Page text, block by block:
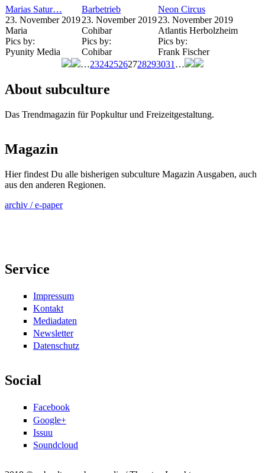
Marias Satur…
23. November 2019
Maria
Pics by:
Pyunity Media
Barbetrieb
23. November 2019
Cohibar
Pics by:
Cohibar
Neon Circus
23. November 2019
Atlantis Herbolzheim
Pics by:
Frank Fischer
…232425262728293031 …
About subculture
Das Trendmagazin für Popkultur und Freizeitgestaltung.
Magazin
Hier findest Du alle bisherigen subculture Magazin Ausgaben, auch
aus den anderen Regionen.
archiv / e-paper
Service
Impressum
Kontakt
Mediadaten
Newsletter
Datenschutz
Social
Facebook
Google+
Issuu
Soundcloud